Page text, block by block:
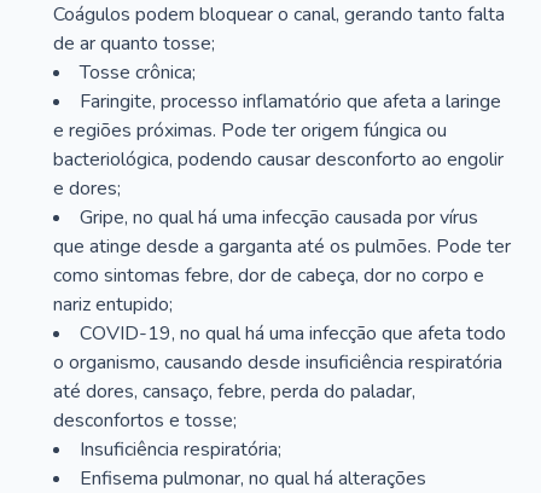
Coágulos podem bloquear o canal, gerando tanto falta
de ar quanto tosse;
Tosse crônica;
Faringite, processo inflamatório que afeta a laringe
e regiões próximas. Pode ter origem fúngica ou
bacteriológica, podendo causar desconforto ao engolir
e dores;
Gripe, no qual há uma infecção causada por vírus
que atinge desde a garganta até os pulmões. Pode ter
como sintomas febre, dor de cabeça, dor no corpo e
nariz entupido;
COVID-19, no qual há uma infecção que afeta todo
o organismo, causando desde insuficiência respiratória
até dores, cansaço, febre, perda do paladar,
desconfortos e tosse;
Insuficiência respiratória;
Enfisema pulmonar, no qual há alterações